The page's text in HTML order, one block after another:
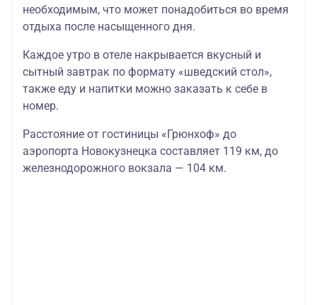
необходимым, что может понадобиться во время
отдыха после насыщенного дня.
Каждое утро в отеле накрывается вкусный и
сытный завтрак по формату «шведский стол»,
также еду и напитки можно заказать к себе в
номер.
Расстояние от гостиницы «Грюнхоф» до
аэропорта Новокузнецка составляет 119 км, до
железнодорожного вокзала — 104 км.